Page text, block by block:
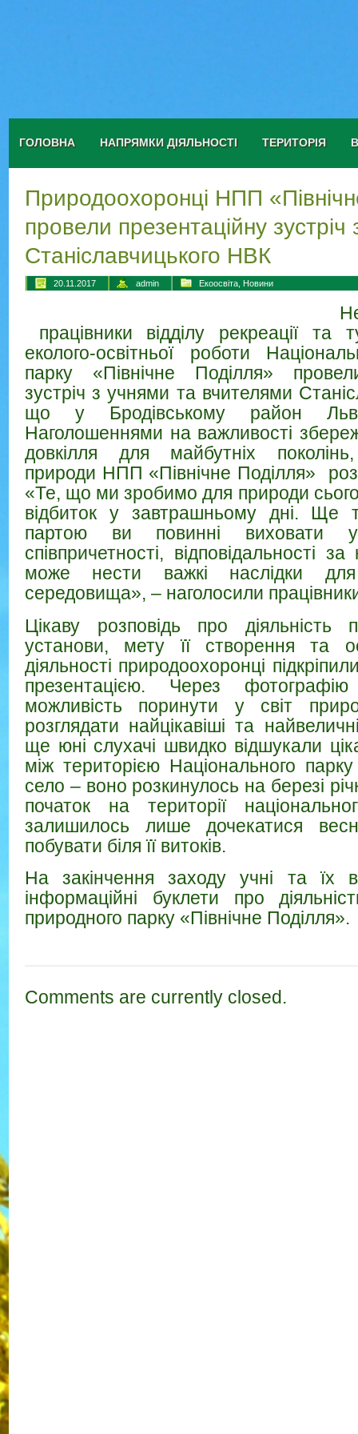
ГОЛОВНА НАПРЯМКИ ДІЯЛЬНОСТІ ТЕРИТОРІЯ
Природоохоронці НПП
провели презентаційну
Станіславчицького НВК
20.11.2017 admin Екоосвіта Новини
працівники відділу рекреації та
еколого-освітньої роботи
парку «Північне Поділля»
зустріч з учнями та вчителями
що у Бродівському район
Наголошеннями на важливості
довкілля для майбутніх поколінь,
природи НПП «Північне Поділля»
«Те, що ми зробимо для природи
відбиток у завтрашньому дні. Ще
партою ви повинні виховати
співпричетності, відповідальності
може нести важкі наслідки для
середовища», – наголосили
Цікаву розповідь про діяльність
установи, мету її створення та
діяльності природоохоронці
презентацією. Через
можливість поринути у світ
розглядати найцікавіші та
ще юні слухачі швидко відшукали
між територією Національного
село – воно розкинулось на березі
початок на території
залишилось лише дочекатися
побувати біля її витоків.
На закінчення заходу учні та їх
інформаційні буклети про
природного парку «Північне Поділля».
Comments are currently closed.